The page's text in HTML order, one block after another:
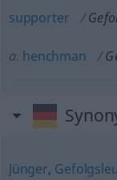
supporter
a. henchman
Jünger,